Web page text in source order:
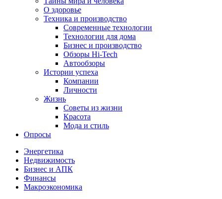
О здоровье
Техника и производство
Современные технологии
Технологии для дома
Бизнес и производство
Обзоры Hi-Tech
Автообзоры
Истории успеха
Компании
Личности
Жизнь
Советы из жизни
Красота
Мода и стиль
Опросы
Энергетика
Недвижимость
Бизнес и АПК
Финансы
Макроэкономика